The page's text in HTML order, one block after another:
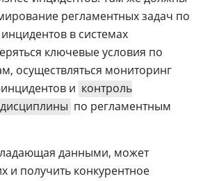
регламентных задач по
в системах
ключевые условия по
осуществляться мониторинг
и контроль
по регламентным
данными, может
и получить конкурентное